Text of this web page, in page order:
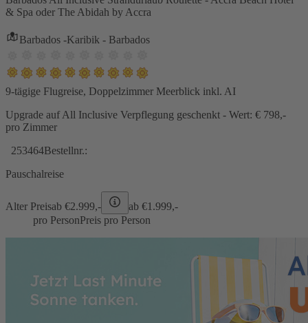
& Spa oder The Abidah by Accra
Barbados -Karibik - Barbados
9-tägige Flugreise, Doppelzimmer Meerblick inkl. AI
Upgrade auf All Inclusive Verpflegung geschenkt - Wert: € 798,-
pro Zimmer
253464Bestellnr.:
Pauschalreise
Alter Preisab €2.999,- ab €1.999,-
pro PersonPreis pro Person